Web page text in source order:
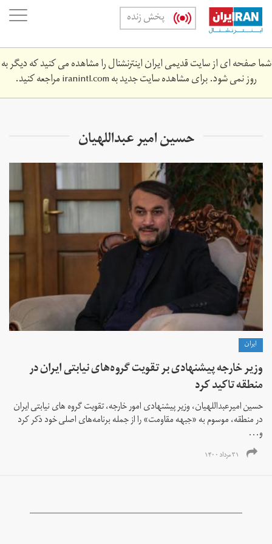
Skip
main
content
پخش زنده
شما صفحه ای از سایت قدیمی ایران اینترنشنال را مشاهده می کنید که دیگر به
روز نمی شود. برای مشاهده سایت جدید بهiranintl.comمراجعه کنید.
حسین امیر عبداللهیان
ايران
وزیر خارجه پیشنهادی بر ‌تقویت گروه‌های نیابتی ایران در
منطقه تاکید کرد
حسین امیرعبداللهیان، وزیر پیشنهادی امور خارجه، تقویت گروه های نیابتی ایران
در منطقه، موسوم به «جبهه مقاومت» را از جمله برنامه‌های اصلی خود ذکر کرد
و...
۳۱ مرداد ۱۴۰۰